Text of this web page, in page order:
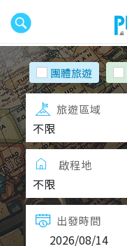
團體旅遊
旅遊區域
啟程地
出發時間